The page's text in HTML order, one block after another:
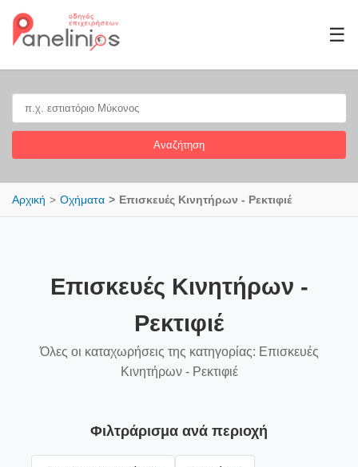
☰
Αναζήτηση
Αρχική Οχήματα Επισκευές Κινητήρων - Ρεκτιφιέ
Επισκευές Κινητήρων -
Ρεκτιφιέ
Όλες οι καταχωρήσεις της κατηγορίας: Επισκευές
Κινητήρων - Ρεκτιφιέ
Φιλτράρισμα ανά περιοχή